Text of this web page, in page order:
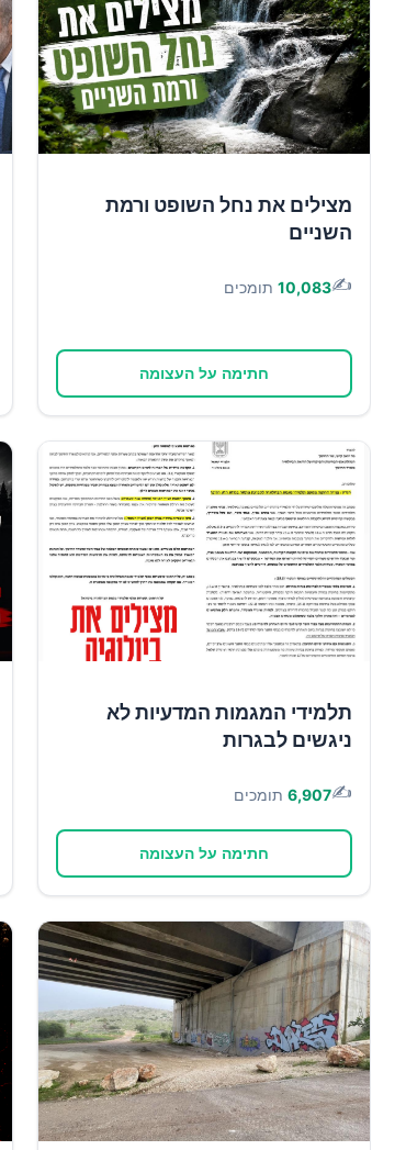
מצילים את נחל השופט ורמת
השניים
✍️
10,083 תומכים
חתימה על העצומה
תלמידי המגמות המדעיות לא
ניגשים לבגרות
✍️
6,907 תומכים
חתימה על העצומה